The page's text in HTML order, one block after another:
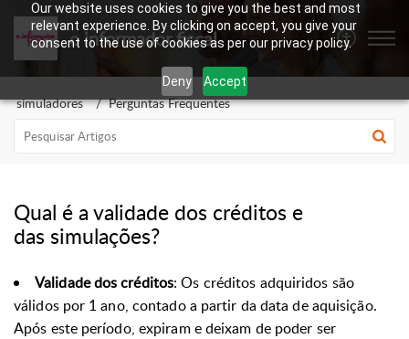
Our website uses cookies to give you the best and most
relevant experience. By clicking on accept, you give your
consent to the use of cookies as per our privacy policy.
Deny Accept
o informador fiscal
simuladores Perguntas Frequentes
Qual é a validade dos créditos e
das simulações?
Validade dos créditos: Os créditos adquiridos são
válidos por 1 ano, contado a partir da data de aquisição.
Após este período, expiram e deixam de poder ser